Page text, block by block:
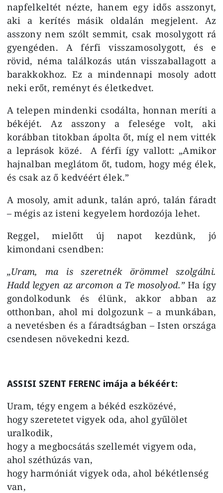
napfelkeltét nézte, hanem egy idős asszonyt,
aki a kerítés másik oldalán megjelent. Az
asszony nem szólt semmit, csak mosolygott rá
gyengéden. A férfi visszamosolygott, és e
rövid, néma találkozás után visszaballagott a
barakkokhoz. Ez a mindennapi mosoly adott
neki erőt, reményt és életkedvet.
A telepen mindenki csodálta, honnan meríti a
békéjét. Az asszony a felesége volt, aki
korábban titokban ápolta őt, míg el nem vitték
a leprások közé. A férfi így vallott: „Amikor
hajnalban meglátom őt, tudom, hogy még élek,
és csak az ő kedvéért élek.”
A mosoly, amit adunk, talán apró, talán fáradt
– mégis az isteni kegyelem hordozója lehet.
Reggel, mielőtt új napot kezdünk, jó
kimondani csendben:
„Uram, ma is szeretnék örömmel szolgálni.
Hadd legyen az arcomon a Te mosolyod.” Ha így
gondolkodunk és élünk, akkor abban az
otthonban, ahol mi dolgozunk – a munkában,
a nevetésben és a fáradtságban – Isten országa
csendesen növekedni kezd.
ASSISI SZENT FERENC imája a békéért:
Uram, tégy engem a békéd eszközévé,
hogy szeretetet vigyek oda, ahol gyűlölet
uralkodik,
hogy a megbocsátás szellemét vigyem oda,
ahol széthúzás van,
hogy harmóniát vigyek oda, ahol békétlenség
van,